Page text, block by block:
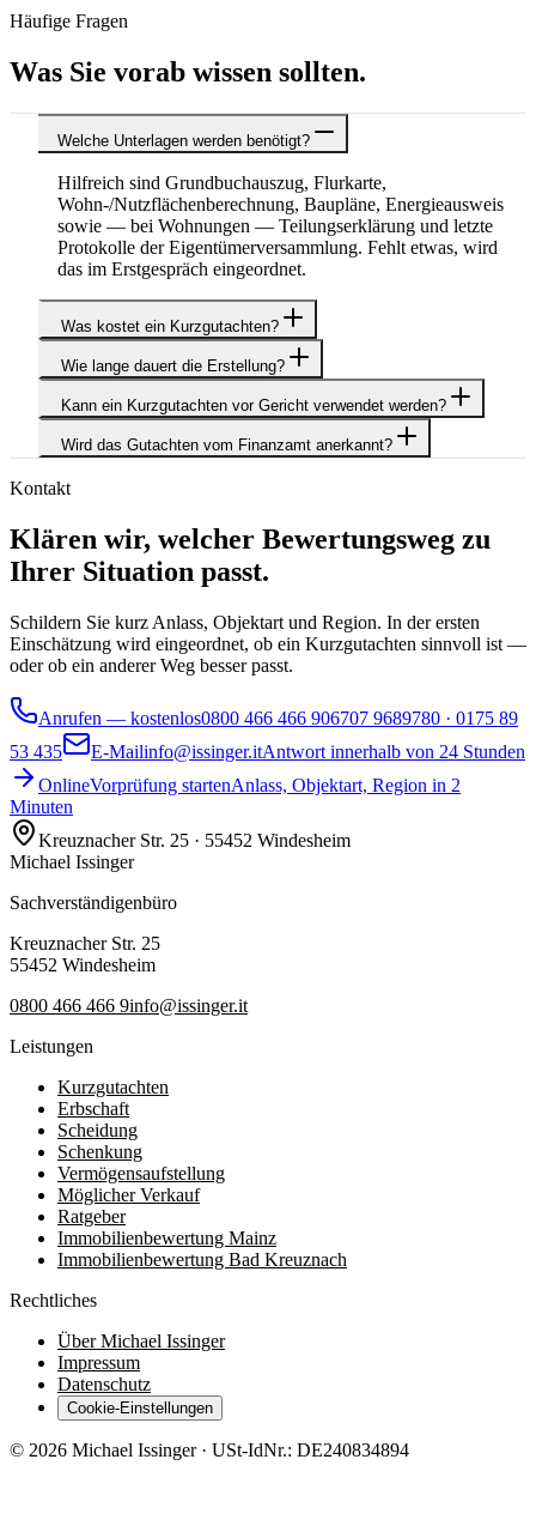
Häufige Fragen
Was Sie vorab wissen sollten.
Welche Unterlagen werden benötigt?
Hilfreich sind Grundbuchauszug, Flurkarte,
Wohn-/Nutzflächenberechnung, Baupläne, Energieausweis
sowie — bei Wohnungen — Teilungserklärung und letzte
Protokolle der Eigentümerversammlung. Fehlt etwas, wird
das im Erstgespräch eingeordnet.
Was kostet ein Kurzgutachten?
Wie lange dauert die Erstellung?
Kann ein Kurzgutachten vor Gericht verwendet werden?
Wird das Gutachten vom Finanzamt anerkannt?
Kontakt
Klären wir, welcher Bewertungsweg zu
Ihrer Situation passt.
Schildern Sie kurz Anlass, Objektart und Region. In der ersten
Einschätzung wird eingeordnet, ob ein Kurzgutachten sinnvoll ist —
oder ob ein anderer Weg besser passt.
Anrufen — kostenlos0800 466 466 906707 9689780 · 0175 89
53 435
E-Mailinfo@issinger.itAntwort innerhalb von 24 Stunden
OnlineVorprüfung startenAnlass, Objektart, Region in 2
Minuten
Kreuznacher Str. 25 · 55452 Windesheim
Michael Issinger
Sachverständigenbüro
Kreuznacher Str. 25
55452 Windesheim
0800 466 466 9info@issinger.it
Leistungen
Kurzgutachten
Erbschaft
Scheidung
Schenkung
Vermögensaufstellung
Möglicher Verkauf
Ratgeber
Immobilienbewertung Mainz
Immobilienbewertung Bad Kreuznach
Rechtliches
Über Michael Issinger
Impressum
Datenschutz
Cookie-Einstellungen
© 2026 Michael Issinger · USt-IdNr.: DE240834894